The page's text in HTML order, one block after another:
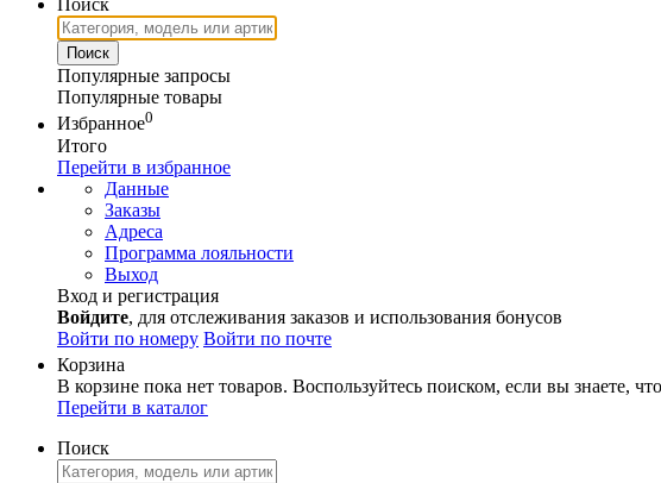
Поиск
Популярные запросы
Популярные товары
Избранное0
Итого
Перейти в избранное
Данные
Заказы
Адреса
Программа лояльности
Выход
Вход и регистрация
Войдите, для отслеживания заказов и использования бонусов
Войти по номеру Войти по почте
Корзина
В корзине пока нет товаров. Воспользуйтесь поиском, если вы знаете,
Перейти в каталог
Поиск